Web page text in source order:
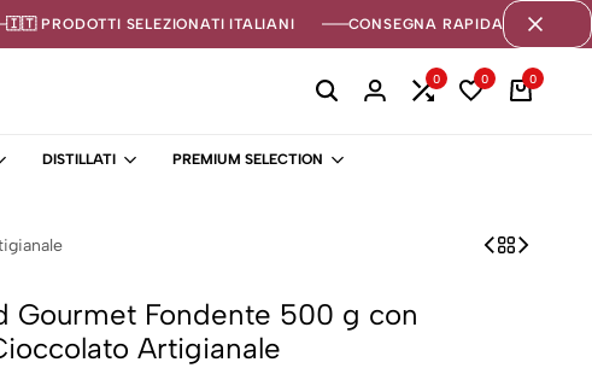
🇮🇹 PRODOTTI SELEZIONATI ITALIANI CONSEGNA RAPIDA 1-3 GIORNI
0 0 0
DISTILLATI PREMIUM SELECTION
Gourmet Fondente 500 g con
Artigianale